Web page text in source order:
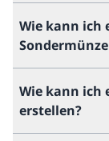
Wie kann ich
Wie kann ich
erstellen?